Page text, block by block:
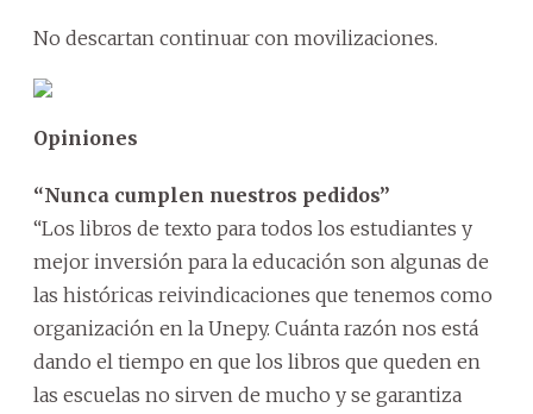
No descartan continuar con movilizaciones.
Opiniones
“Nunca cumplen nuestros pedidos”
“Los libros de texto para todos los estudiantes y
mejor inversión para la educación son algunas de
las históricas reivindicaciones que tenemos como
organización en la Unepy. Cuánta razón nos está
dando el tiempo en que los libros que queden en
las escuelas no sirven de mucho y se garantiza